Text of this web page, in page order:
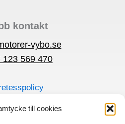
till cookies
kontakt
vybo.se
123 569 470